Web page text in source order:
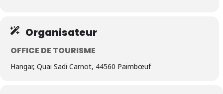
Organisateur
OFFICE DE TOURISME
Hangar, Quai Sadi Carnot, 44560 Paimbœuf